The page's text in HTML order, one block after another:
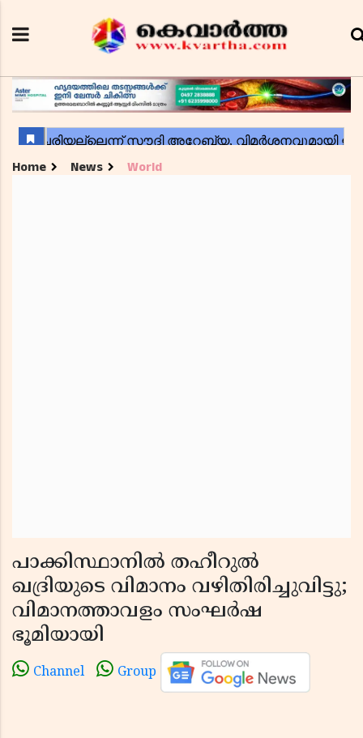
Home News World
പാക്കിസ്ഥാനില്‍ തഹീറുല്‍
ഖദ്രിയുടെ വിമാനം വഴിതിരിച്ചുവിട്ടു;
വിമാനത്താവളം സംഘര്‍ഷ
ഭൂമിയായി
Channel Group